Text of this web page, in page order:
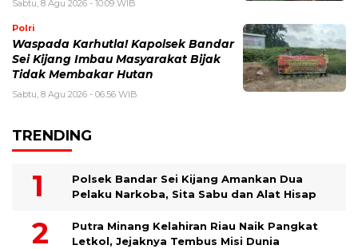
Sabtu, 8 Agu 2026 - 10:09 WIB
Polri
Waspada Karhutla! Kapolsek Bandar
Sei Kijang Imbau Masyarakat Bijak
Tidak Membakar Hutan
Sabtu, 8 Agu 2026 - 06:56 WIB
TRENDING
Polsek Bandar Sei Kijang Amankan Dua
Pelaku Narkoba, Sita Sabu dan Alat Hisap
Putra Minang Kelahiran Riau Naik Pangkat
Letkol, Jejaknya Tembus Misi Dunia